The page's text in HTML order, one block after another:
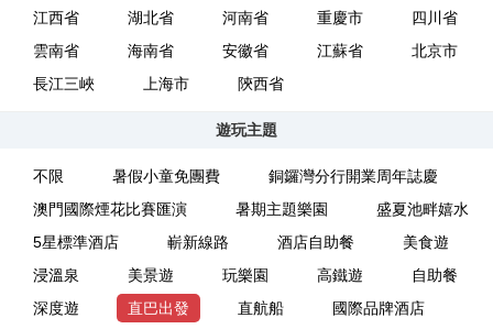
江西省
湖北省 河南省 重慶市
四川省
雲南省
海南省 安徽省 江蘇省
北京市
長江三峽
上海市 陝西省
遊玩主題
不限 暑假小童免團費
銅鑼灣分行開業周年誌慶
澳門國際煙花比賽匯演
暑期主題樂園
盛夏池畔嬉水
5星標準酒店
嶄新線路 酒店自助餐
美食遊
浸溫泉
美景遊 玩樂園 高鐵遊
自助餐
深度遊
直巴出發 直航船
國際品牌酒店